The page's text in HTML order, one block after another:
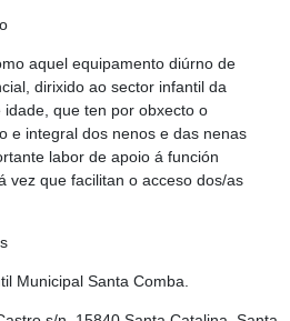
aquel equipamento diúrno de
dirixido ao sector infantil da
que ten por obxecto o
e integral dos nenos e das nenas
labor de apoio á función
vez que facilitan o acceso dos/as
Municipal Santa Comba.